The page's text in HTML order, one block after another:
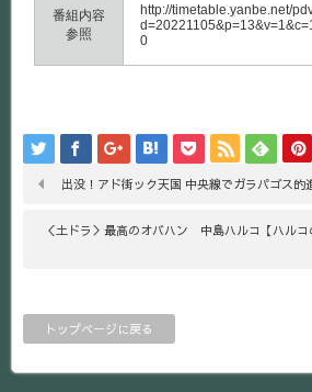
番組内容
参照
http://timetable.yanbe.net/
0
出没！アド街ック天国 中央線でガラパゴス的
＜土ドラ＞最高のオバハン 中島ハルコ【ハル
トップページに戻る